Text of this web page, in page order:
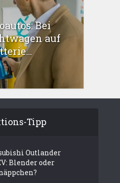
Bei
auf
Tipp
Outlander
Blender oder